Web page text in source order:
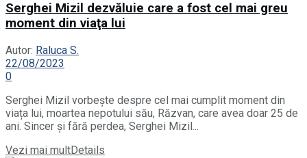
Serghei Mizil dezvăluie care a fost cel mai greu
moment din viaţa lui
Autor: Raluca S.
22/08/2023
0
Serghei Mizil vorbește despre cel mai cumplit moment din
viața lui, moartea nepotului său, Răzvan, care avea doar 25 de
ani. Sincer și fără perdea, Serghei Mizil...
Vezi mai multDetails